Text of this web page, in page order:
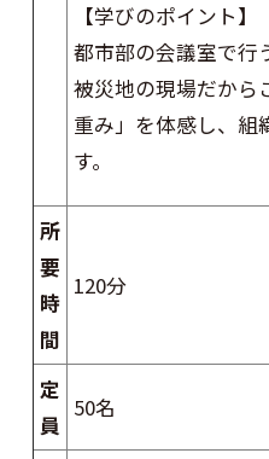
【学びのポイント】
都市部の会議室で行
被災地の現場だから
重み」を体感し、組
す。
所
要
時
間
120分
定
員
50名